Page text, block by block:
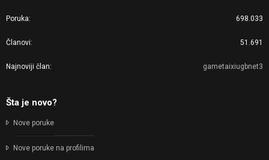
Poruka 698.033
Članovi 51.691
Najnoviji član gametaixiugbnet3
Šta je novo?
Nove poruke
Nove poruke na profilima